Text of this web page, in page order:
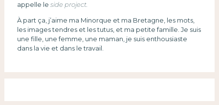
appelle le side project.
À part ça, j’aime ma Minorque et ma Bretagne, les mots,
les images tendres et les tutus, et ma petite famille. Je suis
une fille, une femme, une maman, je suis enthousiaste
dans la vie et dans le travail.